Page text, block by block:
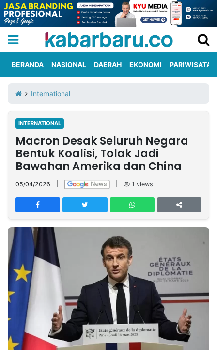
Iklan
Berita
Kami
Nasional
International
Olahraga
Entertainment
Daerah
Pariwisata
Kuliner
Kolom
Network
PT
TREETAN
INDONESIA
Partner
Insight
NTB
Suara
Time
Lens
IDN
Daily
Jogja
Jalan
Rakyat
Idealita
News
Kita
Notice
Dinamikapost.com
Radar
Baru
Seedbacklink
Follow
Kabarbaru
BERANDA NASIONAL DAERAH EKONOMI PARIWISATA
International
INTERNATIONAL
Macron Desak Seluruh Negara
Bentuk Koalisi, Tolak Jadi
Bawahan Amerika dan China
05/04/2026 1 views